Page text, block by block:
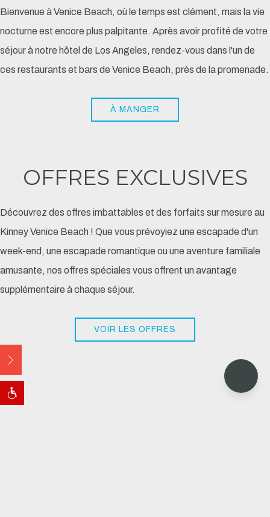
Bienvenue à Venice Beach, où le temps est clément, mais la vie
nocturne est encore plus palpitante. Après avoir profité de votre
séjour à notre hôtel de Los Angeles, rendez-vous dans l'un de
ces restaurants et bars de Venice Beach, près de la promenade.
À MANGER
OFFRES EXCLUSIVES
Découvrez des offres imbattables et des forfaits sur mesure au
Kinney Venice Beach ! Que vous prévoyiez une escapade d'un
week-end, une escapade romantique ou une aventure familiale
amusante, nos offres spéciales vous offrent un avantage
supplémentaire à chaque séjour.
VOIR LES OFFRES